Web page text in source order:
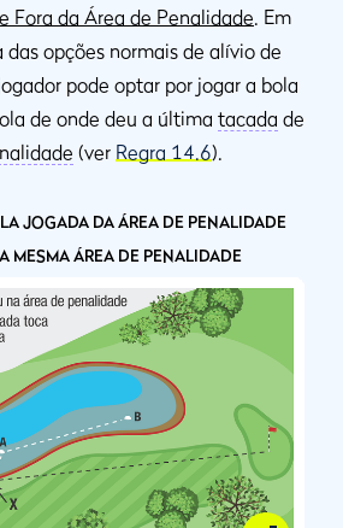
Fora da Área de Penalidade . Em
opções normais de alívio de
pode optar por jogar a bola
de onde deu a última tacada de
(ver Regra 14.6).
JOGADA DA ÁREA DE PENALIDADE
MESMA ÁREA DE PENALIDADE